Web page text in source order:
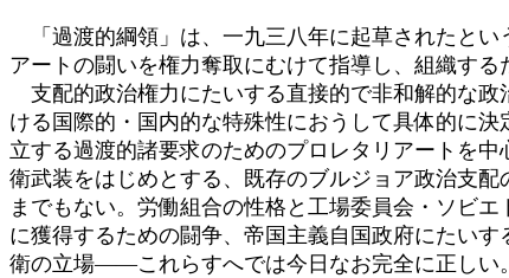
「過渡的綱領」は、一九三八年に起草されたとい
アートの闘いを権力奪取にむけて指導し、組織す
支配的政治権力にたいする直接的で非和解的な政
ける国際的・国内的な特殊性におうして具体的に
立する過渡的諸要求のためのプロレタリアートを
衛武装をはじめとする、既存のブルジョア政治支
までもない。労働組合の性格と工場委員会・ソビ
に獲得するための闘争、帝国主義自国政府にたい
衛の立場――これらすへでは今日なお完全に正しい